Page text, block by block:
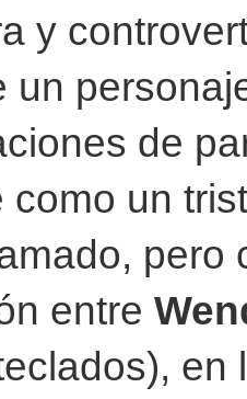
y
un
de
como un
pero
entre
en